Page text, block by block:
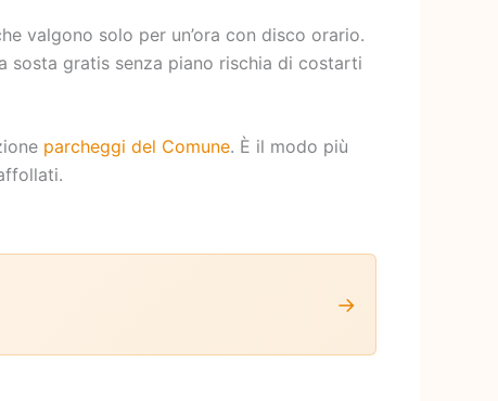
valgono solo per un’ora con disco orario.
sosta gratis senza piano rischia di costarti
parcheggi del Comune. È il modo più
→